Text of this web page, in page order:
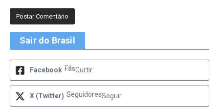
Sair do Brasil
Facebook FãsCurtir
X (Twitter) SeguidoresSeguir